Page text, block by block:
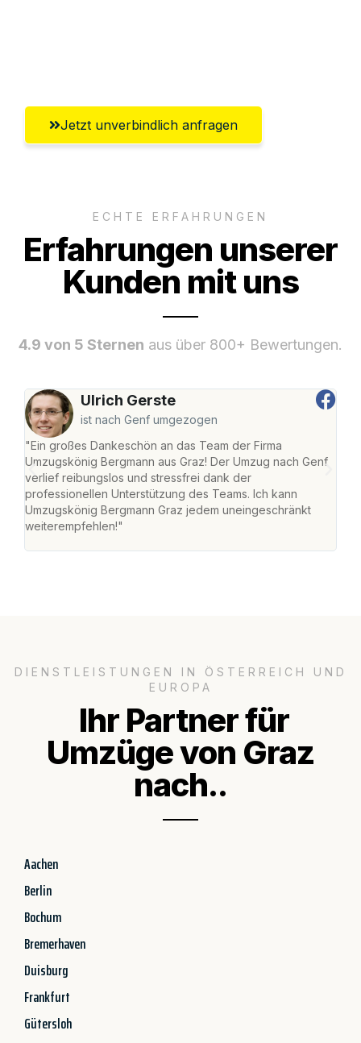
Jetzt unverbindlich anfragen
ECHTE ERFAHRUNGEN
Erfahrungen unserer
Kunden mit uns
4.9 von 5 Sternen aus über 800+ Bewertungen.
Ulrich Gerste
ist nach Genf umgezogen
"Ein großes Dankeschön an das Team der Firma
Umzugskönig Bergmann aus Graz! Der Umzug nach Genf
verlief reibungslos und stressfrei dank der
professionellen Unterstützung des Teams. Ich kann
Umzugskönig Bergmann Graz jedem uneingeschränkt
weiterempfehlen!"
DIENSTLEISTUNGEN IN ÖSTERREICH UND
EUROPA
Ihr Partner für
Umzüge von Graz
nach..
Aachen
Berlin
Bochum
Bremerhaven
Duisburg
Frankfurt
Gütersloh